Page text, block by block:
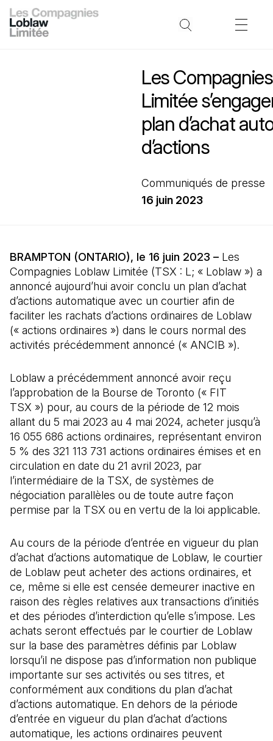
Les
Limitée
plan d’achat
d’actions
Communiqués de presse
16 juin 2023
BRAMPTON (ONTARIO), le 16 juin 2023 – Les
Compagnies Loblaw Limitée (TSX : L; « Loblaw ») a
annoncé aujourd’hui avoir conclu un plan d’achat
d’actions automatique avec un courtier afin de
faciliter les rachats d’actions ordinaires de Loblaw
(« actions ordinaires ») dans le cours normal des
activités précédemment annoncé (« ANCIB »).
Loblaw a précédemment annoncé avoir reçu
l’approbation de la Bourse de Toronto (« FIT
TSX ») pour, au cours de la période de 12 mois
allant du 5 mai 2023 au 4 mai 2024, acheter jusqu’à
16 055 686 actions ordinaires, représentant environ
5 % des 321 113 731 actions ordinaires émises et en
circulation en date du 21 avril 2023, par
l’intermédiaire de la TSX, de systèmes de
négociation parallèles ou de toute autre façon
permise par la TSX ou en vertu de la loi applicable.
Au cours de la période d’entrée en vigueur du plan
d’achat d’actions automatique de Loblaw, le courtier
de Loblaw peut acheter des actions ordinaires, et
ce, même si elle est censée demeurer inactive en
raison des règles relatives aux transactions d’initiés
et des périodes d’interdiction qu’elle s’impose. Les
achats seront effectués par le courtier de Loblaw
sur la base des paramètres définis par Loblaw
lorsqu’il ne dispose pas d’information non publique
importante sur ses activités ou ses titres, et
conformément aux conditions du plan d’achat
d’actions automatique. En dehors de la période
d’entrée en vigueur du plan d’achat d’actions
automatique, les actions ordinaires peuvent